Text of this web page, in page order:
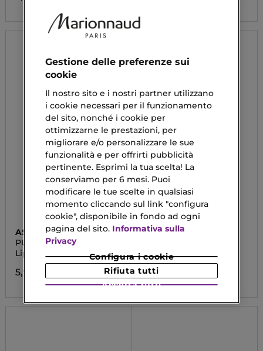
ASTRA MAKE-UP
PURE BEAUTY
Lipstick
5,90 €
ASTRA MAKE-UP
Primer Viso
5,90 €
Gestione delle preferenze sui
cookie
Il nostro sito e i nostri partner utilizzano
i cookie necessari per il funzionamento
del sito, nonché i cookie per
ottimizzarne le prestazioni, per
migliorare e/o personalizzare le sue
funzionalità e per offrirti pubblicità
pertinente. Esprimi la tua scelta! La
conserviamo per 6 mesi. Puoi
modificare le tue scelte in qualsiasi
momento cliccando sul link "configura
cookie", disponibile in fondo ad ogni
pagina del sito. Informativa sulla
Privacy
Configura i cookie
Rifiuta tutti
Accetta tutti